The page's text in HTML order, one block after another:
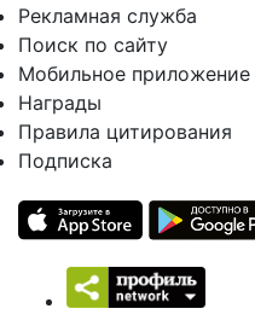
Рекламная служба
Поиск по сайту
Мобильное приложение
Награды
Правила цитирования
Подписка